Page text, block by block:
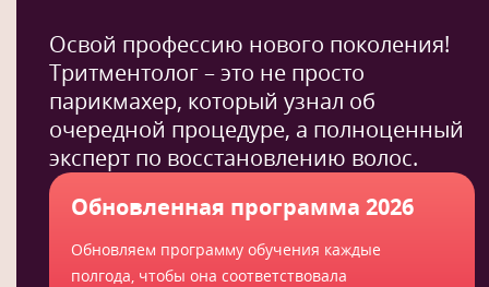
Освой профессию нового поколения!
Тритментолог – это не просто
парикмахер, который узнал об
очередной процедуре, а полноценный
эксперт по восстановлению волос.
Обновленная программа 2026
Обновляем программу обучения каждые
полгода, чтобы она соответствовала